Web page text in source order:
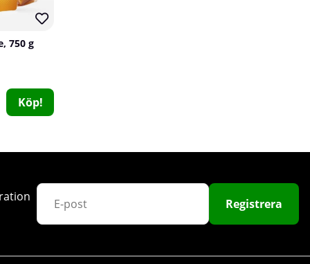
750 g
Köp!
Registrera